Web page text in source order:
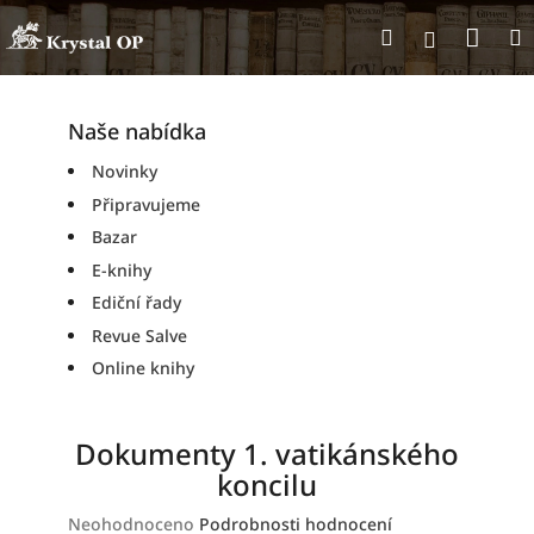
Přejít
na
obsah
Hledat
Naše nabídka
Novinky
Připravujeme
Bazar
E-knihy
Ediční řady
Revue Salve
Online knihy
Dokumenty 1. vatikánského
koncilu
Průměrné
Neohodnoceno Podrobnosti hodnocení